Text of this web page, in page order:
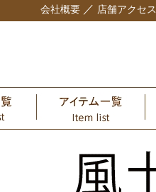
会社概要 ／ 店舗アクセス